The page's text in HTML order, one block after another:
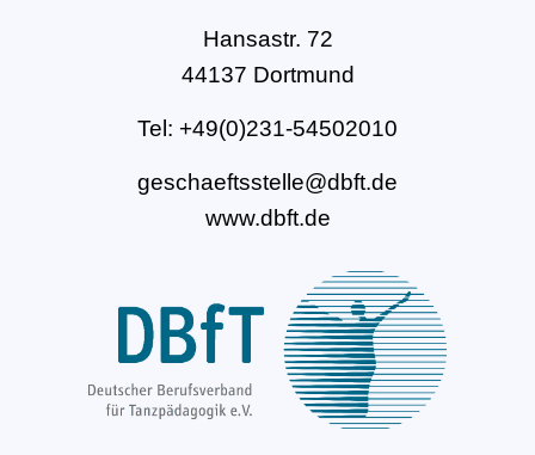
Hansastr. 72
44137 Dortmund
Tel: +49(0)231-54502010
geschaeftsstelle@dbft.de
www.dbft.de